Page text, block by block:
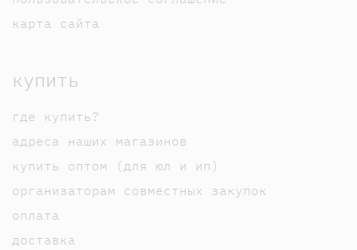
карта сайта
купить
где купить?
адреса наших магазинов
купить оптом (для юл и ип)
организаторам совместных закупок
оплата
доставка